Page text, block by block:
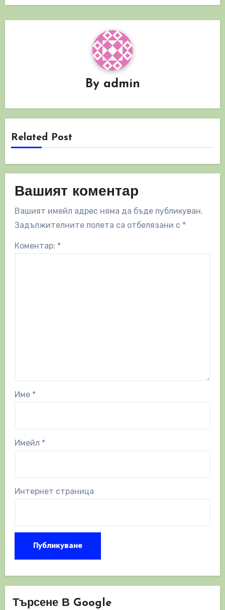
By admin
Related Post
Вашият коментар
Вашият имейл адрес няма да бъде публикуван.
Задължителните полета са отбелязани с *
Коментар: *
Име *
Имейл *
Интернет страница
Търсене В Google